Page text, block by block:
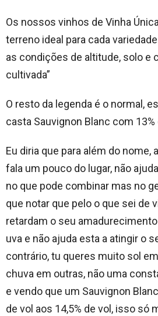
Os nossos vinhos de Vinha
terreno ideal para cada
as condições de altitude, solo e
cultivada”
O resto da legenda é o normal,
casta Sauvignon Blanc com 13%
Eu diria que para além do nome,
fala um pouco do lugar, não
no que pode combinar mas no
que notar que pelo o que sei de
retardam o seu
uva e não ajuda esta a atingir o
contrário, tu queres muito sol
chuva em outras, não uma
e vendo que um Sauvignon
de vol aos 14,5% de vol, isso só